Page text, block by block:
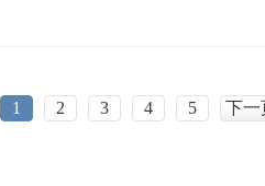
1 2 3 4 5 下一